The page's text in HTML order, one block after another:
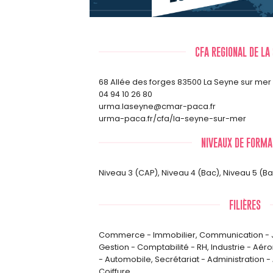
CFA REGIONAL DE LA
68 Allée des forges 83500 La Seyne sur mer
04 94 10 26 80
urma.laseyne@cmar-paca.fr
urma-paca.fr/cfa/la-seyne-sur-mer
NIVEAUX DE
Niveau 3 (CAP), Niveau 4 (Bac), Niveau 5
FILIÈRES
Commerce - Immobilier, Communication -
Gestion - Comptabilité - RH, Industrie -
- Automobile, Secrétariat - Administration -